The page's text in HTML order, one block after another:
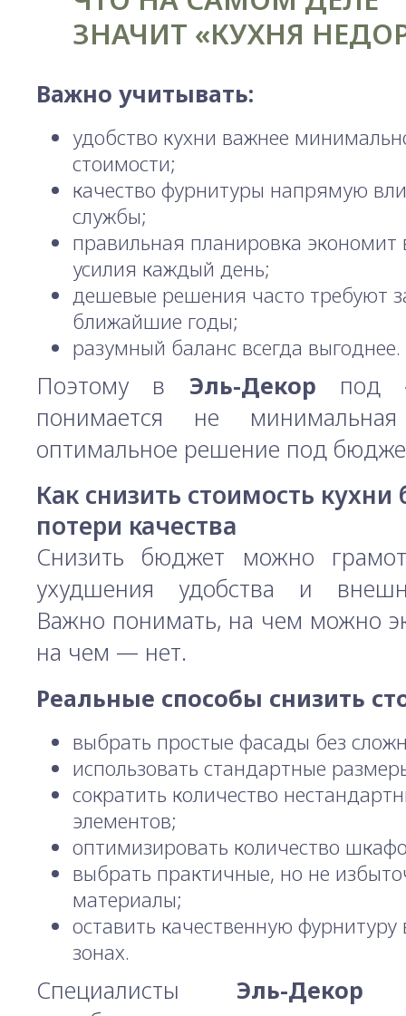
ЗНАЧИТ «КУХНЯ
Важно учитывать:
удобство кухни важнее
стоимости;
качество фурнитуры напрямую
службы;
правильная планировка
усилия каждый день;
дешевые решения часто требуют
ближайшие годы;
разумный баланс всегда выгоднее.
Поэтому в Эль-Декор под
понимается не
оптимальное решение под
Как снизить стоимость кухни
потери качества
Снизить бюджет можно
ухудшения удобства и
Важно понимать, на чем можно
на чем — нет.
Реальные способы снизить
выбрать простые фасады без
использовать стандартные
сократить количество
элементов;
оптимизировать количество
выбрать практичные, но не
материалы;
оставить качественную фурнитуру
зонах.
Специалисты Эль-Декор